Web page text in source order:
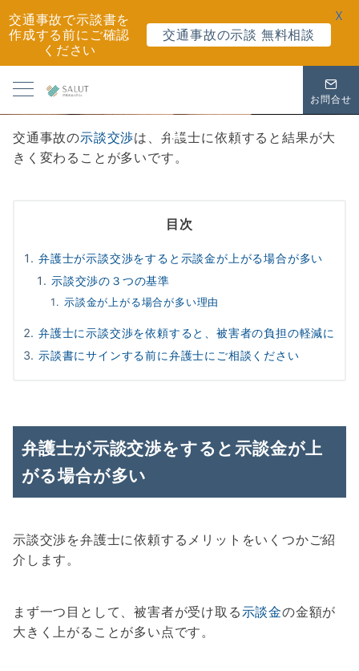
お問合せ
示談交渉を弁護士に相談すべき理
由
交通事故の示談交渉は、弁護士に依頼すると結果が大
きく変わることが多いです。
目次
弁護士が示談交渉をすると示談金が上がる場合が多い
示談交渉の３つの基準
示談金が上がる場合が多い理由
弁護士に示談交渉を依頼すると、被害者の負担の軽減に
示談書にサインする前に弁護士にご相談ください
弁護士が示談交渉をすると示談金が上
がる場合が多い
示談交渉を弁護士に依頼するメリットをいくつかご紹
介します。
まず一つ目として、被害者が受け取る示談金の金額が
大きく上がることが多い点です。
交通事故で示談書を
作成する前にご確認
ください
交通事故の示談 無料相談
X